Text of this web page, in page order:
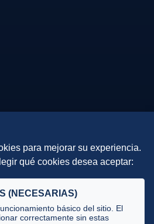
para mejorar su experiencia.
qué cookies desea aceptar:
(NECESARIAS)
básico del sitio. El
correctamente sin estas